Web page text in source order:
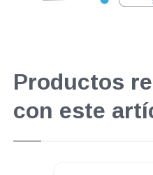
Productos
con este